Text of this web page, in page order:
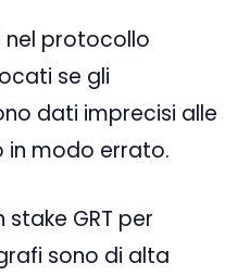
nel protocollo
se gli
dati imprecisi alle
in modo errato.
GRT per
sono di alta